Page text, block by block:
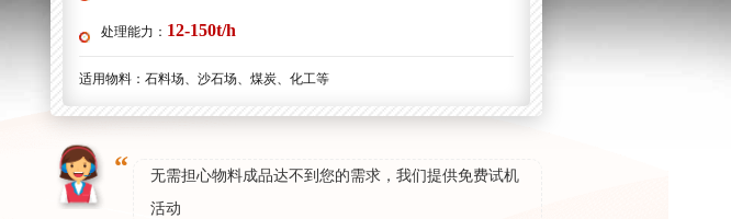
处理能力： 12-150t/h
适用物料： 石料场、沙石场、煤炭、化工等
无需担心物料成品达不到您的需求，我们提供免费试机
活动